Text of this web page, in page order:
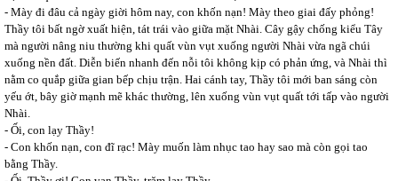
- Mày đi đâu cả ngày giời hôm nay, con khốn nạn! Mày theo giai đấy phỏng!
Thầy tôi bất ngờ xuất hiện, tát trái vào giữa mặt Nhài. Cây gậy chống kiểu Tây
mà người nâng niu thường khi quất vùn vụt xuống người Nhài vừa ngã chúi
xuống nền đất. Diễn biến nhanh đến nỗi tôi không kịp có phản ứng, và Nhài thì
nằm co quắp giữa gian bếp chịu trận. Hai cánh tay, Thầy tôi mới ban sáng còn
yếu ớt, bây giờ mạnh mẽ khác thường, lên xuống vùn vụt quất tới tấp vào người
Nhài.
- Ối, con lạy Thầy!
- Con khốn nạn, con đĩ rạc! Mày muốn làm nhục tao hay sao mà còn gọi tao
bằng Thầy.